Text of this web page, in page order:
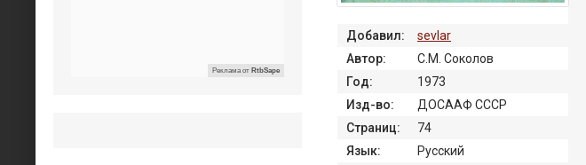
Добавил:
sevlar
Автор:
С.М. Соколов
Год:
1973
Изд-во:
ДОСААФ СССР
Страниц:
74
Язык:
Русский
Реклама от RtbSape